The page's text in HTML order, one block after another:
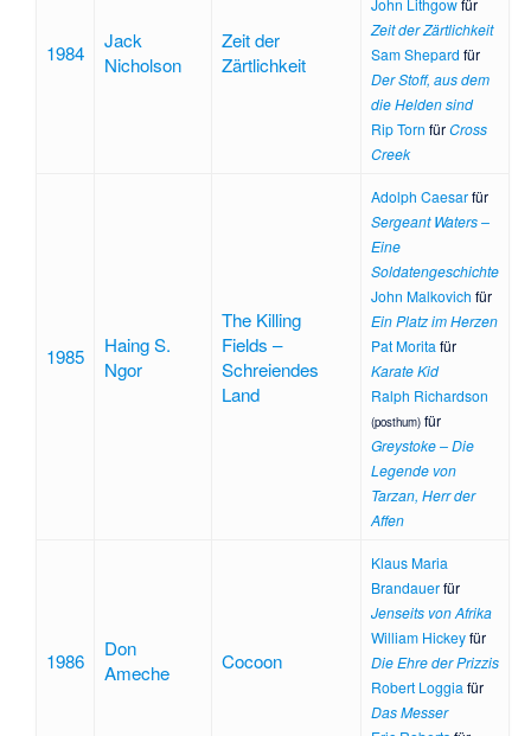
1984
Jack
Nicholson
Zeit der
Zärtlichkeit
John Lithgowfür
Zeit der Zärtlichkeit
Sam Shepard für
Der Stoff, aus dem
die Helden sind
Rip Torn fürCross
Creek
1985
Haing S.
Ngor
The Killing
Fields –
Schreiendes
Land
Adolph Caesarfür
Sergeant Waters –
Eine
Soldatengeschichte
John Malkovich für
Ein Platz im Herzen
Pat Morita für
Karate Kid
Ralph Richardson
(posthum)für
Greystoke – Die
Legende von
Tarzan, Herr der
Affen
1986
Don
Ameche
Cocoon
Klaus Maria
Brandauerfür
Jenseits von Afrika
William Hickeyfür
Die Ehre der Prizzis
Robert Loggia für
Das Messer